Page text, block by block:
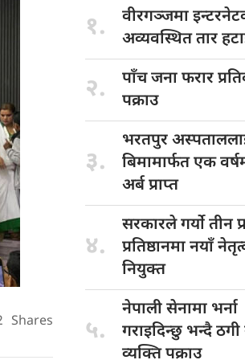
Shares
१.
वीरगञ्जमा
अव्यवस्थित तार
२. पाँच जनाफरार
पक्राउ
३.
भरतपुर
बिमामार्फत एक
अर्ब प्राप्त
४.
सरकारले गर्योतीन
प्रतिष्ठानमा नयाँ
नियुक्त
५.
नेपाली सेनामा भर्ना
गराइदिन्छु भन्दै ठगी
व्यक्ति पक्राउ